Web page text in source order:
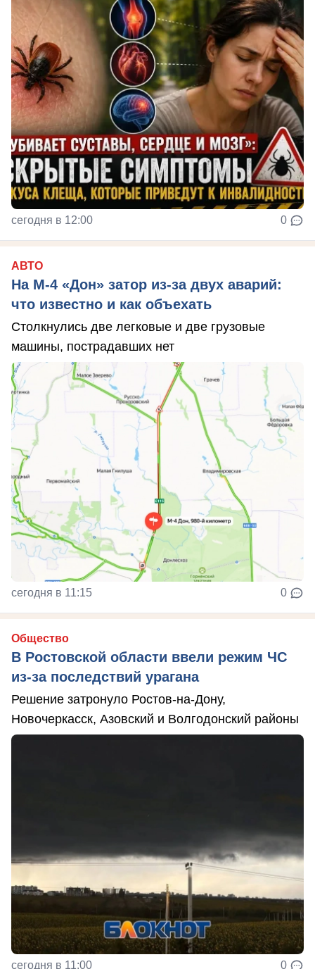
сегодня в 12:00 0
АВТО
На М‑4 «Дон» затор из‑за двух аварий:
что известно и как объехать
Столкнулись две легковые и две грузовые
машины, пострадавших нет
сегодня в 11:15 0
Общество
В Ростовской области ввели режим ЧС
из-за последствий урагана
Решение затронуло Ростов-на-Дону,
Новочеркасск, Азовский и Волгодонский районы
сегодня в 11:00 0